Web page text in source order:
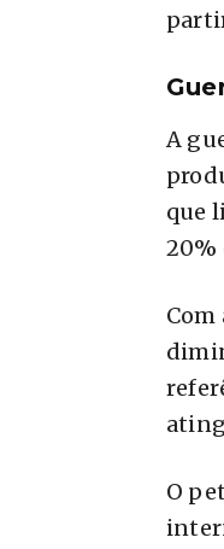
A
que
20%
Com
O